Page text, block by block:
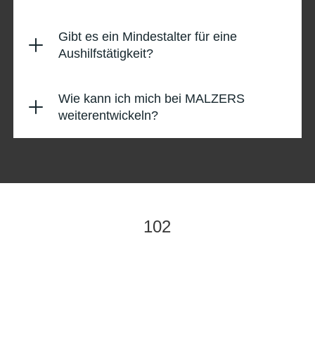
Gibt es ein Mindestalter für eine
Aushilfstätigkeit?
Wie kann ich mich bei MALZERS
weiterentwickeln?
102